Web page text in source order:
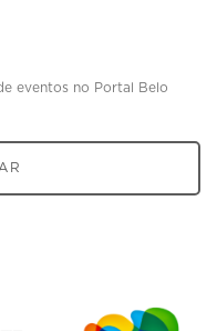
eventos no Portal Belo